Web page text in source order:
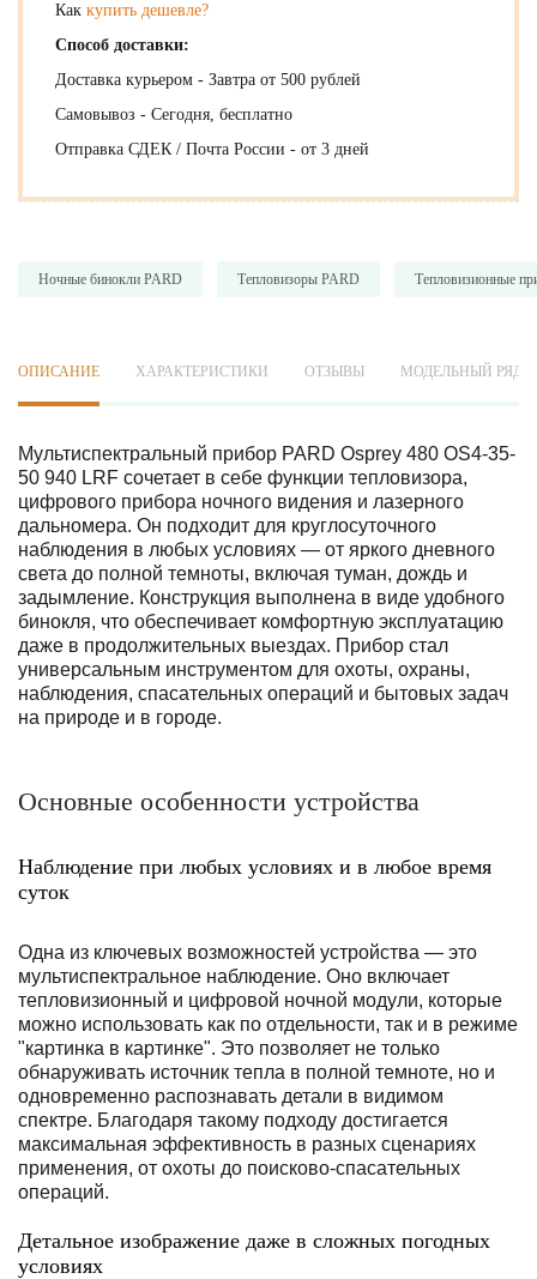
Как купить дешевле?
Способ доставки:
Доставка курьером - Завтра от 500 рублей
Самовывоз - Сегодня, бесплатно
Отправка СДЕК / Почта России - от 3 дней
Ночные бинокли PARD Тепловизоры PARD Тепловизионные
ОПИСАНИЕ ХАРАКТЕРИСТИКИ ОТЗЫВЫ МОДЕЛЬНЫЙ РЯД
Мультиспектральный прибор PARD Osprey 480 OS4-35-
50 940 LRF сочетает в себе функции тепловизора,
цифрового прибора ночного видения и лазерного
дальномера. Он подходит для круглосуточного
наблюдения в любых условиях — от яркого дневного
света до полной темноты, включая туман, дождь и
задымление. Конструкция выполнена в виде удобного
бинокля, что обеспечивает комфортную эксплуатацию
даже в продолжительных выездах. Прибор стал
универсальным инструментом для охоты, охраны,
наблюдения, спасательных операций и бытовых задач
на природе и в городе.
Основные особенности устройства
Наблюдение при любых условиях и в любое время
суток
Одна из ключевых возможностей устройства — это
мультиспектральное наблюдение. Оно включает
тепловизионный и цифровой ночной модули, которые
можно использовать как по отдельности, так и в режиме
"картинка в картинке". Это позволяет не только
обнаруживать источник тепла в полной темноте, но и
одновременно распознавать детали в видимом
спектре. Благодаря такому подходу достигается
максимальная эффективность в разных сценариях
применения, от охоты до поисково-спасательных
операций.
Детальное изображение даже в сложных погодных
условиях